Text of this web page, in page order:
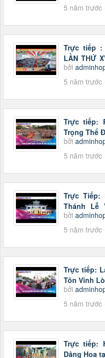
5 năm trước
Trực tiếp :
LẦN THỨ
-...
bởi
5 năm trước
Trực tiếp:
Trọng Thể
bởi
5 năm trước
Trực Tiếp:
Thánh Lễ
Trời...
bởi
5 năm trước
Trực tiếp:
Tôn Vinh
bởi
5 năm trước
Trực tiếp:
Dâng Hoa